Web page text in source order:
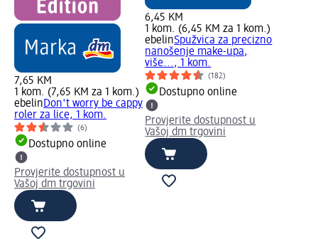
7,65 KM
1 kom. (7,65 KM za 1 kom.)
ebelinDon't worry be cappy
roler za lice, 1 kom.
(6)
Dostupno online
Provjerite dostupnost u
Vašoj dm trgovini
6,45 KM
1 kom. (6,45 KM za 1 kom.)
ebelinSpužvica za precizno
nanošenje make-upa,
više..., 1 kom.
(182)
Dostupno online
Provjerite dostupnost u
Vašoj dm trgovini